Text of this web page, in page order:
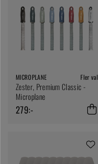
MICROPLANE Fler val
Zester, Premium Classic -
Microplane
279:-